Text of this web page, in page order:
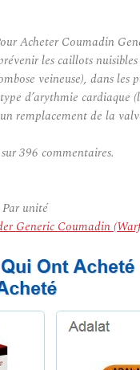
Acheter Coumadin
les caillots
veineuse), dans les
d’arythmie cardiaque
remplacement de la
396 commentaires.
Par unité
Generic Coumadin